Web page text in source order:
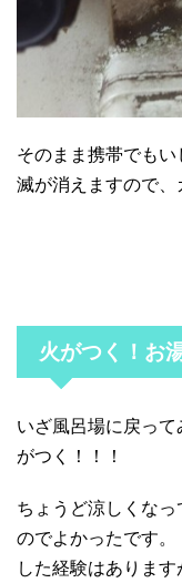
そのまま携帯でも
滅が消えますので、
火がつく！お
いざ風呂場に戻っ
がつく！！！
ちょうど涼しくな
のでよかったです
した経験はあります